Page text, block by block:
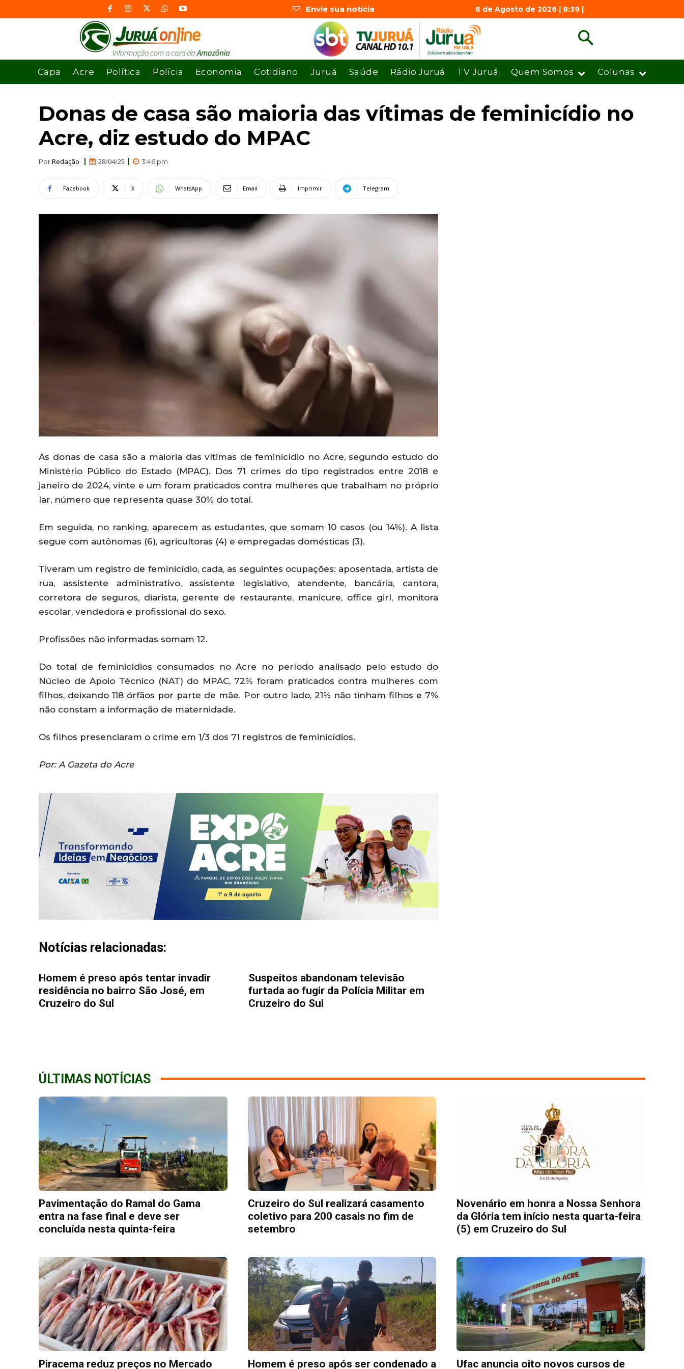
Envie sua notícia 6 de Agosto de 2026 | 8:39 |
Capa Acre Política Polícia Economia Cotidiano Juruá Saúde Rádio Juruá TV Juruá Quem Somos Colunas
Donas de casa são maioria das vítimas de feminicídio no
Acre, diz estudo do MPAC
PorRedação 28/04/25 3:46 pm
Facebook X WhatsApp Email Imprimir Telegram
As donas de casa são a maioria das vítimas de feminicídio no Acre, segundo estudo do
Ministério Público do Estado (MPAC). Dos 71 crimes do tipo registrados entre 2018 e
janeiro de 2024, vinte e um foram praticados contra mulheres que trabalham no próprio
lar, número que representa quase 30% do total.
Em seguida, no ranking, aparecem as estudantes, que somam 10 casos (ou 14%). A lista
segue com autônomas (6), agricultoras (4) e empregadas domésticas (3).
Tiveram um registro de feminicídio, cada, as seguintes ocupações: aposentada, artista de
rua, assistente administrativo, assistente legislativo, atendente, bancária, cantora,
corretora de seguros, diarista, gerente de restaurante, manicure, office girl, monitora
escolar, vendedora e profissional do sexo.
Profissões não informadas somam 12.
Do total de feminicídios consumados no Acre no período analisado pelo estudo do
Núcleo de Apoio Técnico (NAT) do MPAC, 72% foram praticados contra mulheres com
filhos, deixando 118 órfãos por parte de mãe. Por outro lado, 21% não tinham filhos e 7%
não constam a informação de maternidade.
Os filhos presenciaram o crime em 1/3 dos 71 registros de feminicídios.
Por: A Gazeta do Acre
Notícias relacionadas:
Homem é preso após tentar invadir
residência no bairro São José, em
Cruzeiro do Sul
Suspeitos abandonam televisão
furtada ao fugir da Polícia Militar em
Cruzeiro do Sul
ÚLTIMAS NOTÍCIAS
Pavimentação do Ramal do Gama
entra na fase final e deve ser
concluída nesta quinta-feira
Cruzeiro do Sul realizará casamento
coletivo para 200 casais no fim de
setembro
Novenário em honra a Nossa Senhora
da Glória tem início nesta quarta-feira
(5) em Cruzeiro do Sul
Piracema reduz preços no Mercado Homem é preso após ser condenado a Ufac anuncia oito novos cursos de